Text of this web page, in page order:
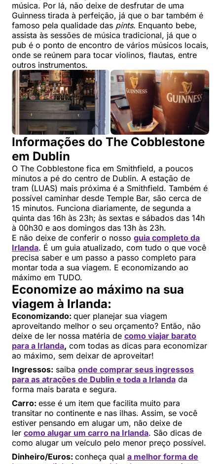
música. Por lá, não deixe de desfrutar de uma
Guinness tirada à perfeição, já que o bar também é
famoso pela qualidade das pints. Enquanto bebe,
assista às sessões de música tradicional, já que o
pub é o ponto de encontro de vários músicos locais,
onde se reúnem para tocar violinos, flautas, entre
outros instrumentos.
Informações do The Cobblestone
em Dublin
O The Cobblestone fica em Smithfield, a poucos
minutos a pé do centro de Dublin. A estação de
tram (LUAS) mais próxima é a Smithfield. Também é
possível caminhar desde Temple Bar, são cerca de
15 minutos. Funciona diariamente, de segunda a
quinta das 16h às 23h; às sextas e sábados das 14h
à 00h30 e aos domingos das 13h às 23h.
E não deixe de conferir o nosso guia completo da
Irlanda. É um guia atualizado, com tudo o que você
precisa saber e um passo a passo completo para
montar toda a sua viagem. E economizando ao
máximo em TUDO.
Economize ao máximo na sua
viagem à Irlanda:
Economizando: quer planejar sua viagem
aproveitando melhor o seu orçamento? Então, não
deixe de ler nossa matéria de como viajar barato
para a Irlanda, com todas as dicas para economizar
ao máximo, sem deixar de aproveitar!
Ingressos: saiba onde comprar seus ingressos
para as atrações de Dublin e toda a Irlanda da
forma mais barata e segura.
Carro: esse é um item que facilita muito para
transitar no continente e nas ilhas. Assim, se você
estiver pensando em alugar um, não deixe de
ler como alugar um carro na Irlanda. São dicas de
como alugar um veículo pelo menor preço possível.
Dinheiro/Euros: conheça qual a melhor forma de